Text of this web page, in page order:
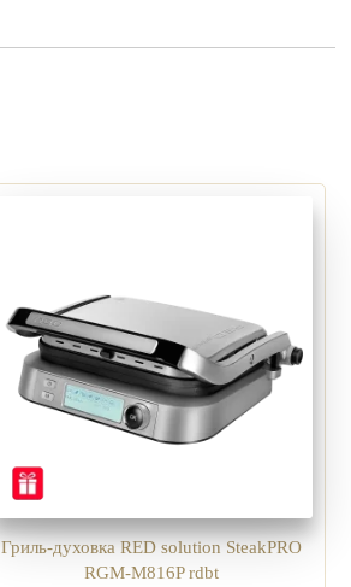
Гриль-духовка RED solution SteakPRO
RGM-M816P rdbt